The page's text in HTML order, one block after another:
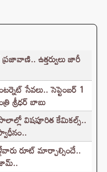
ఉత్తర్వులు జారీ
సేవలు.. సెప్టెంబర్ 1
శ్రీధర్ బాబు
విషపూరిత కేమికల్స్..
రూట్ మార్చాల్సిందే..